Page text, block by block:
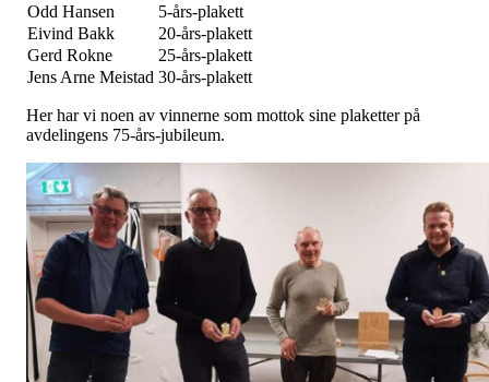
Odd Hansen
5-års-plakett
Eivind Bakk
20-års-plakett
Gerd Rokne
25-års-plakett
Jens Arne Meistad 30-års-plakett
Her har vi noen av vinnerne som mottok sine plaketter på
avdelingens 75-års-jubileum.